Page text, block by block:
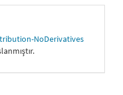
NoDerivatives